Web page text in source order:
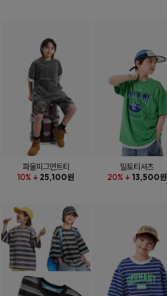
파울피그먼트티
10% ↓ 25,100원
밀토티셔츠
20% ↓ 13,500원